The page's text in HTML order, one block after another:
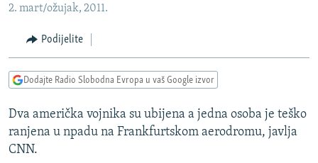
na
navigaciju
Pređite
na
KOSOVO
CRNA GORA
VIDEO
FOTOGALERIJE
INFOGRAFIKE
PODCASTI
RAT U UKRAJINI
KINA NA BALKANU
2. mart/ožujak, 2011.
Podijelite
Dodajte Radio Slobodna Evropa u vaš Google izvor
Dva američka vojnika su ubijena a jedna osoba je teško
ranjena u npadu na Frankfurtskom aerodromu, javlja
CNN.